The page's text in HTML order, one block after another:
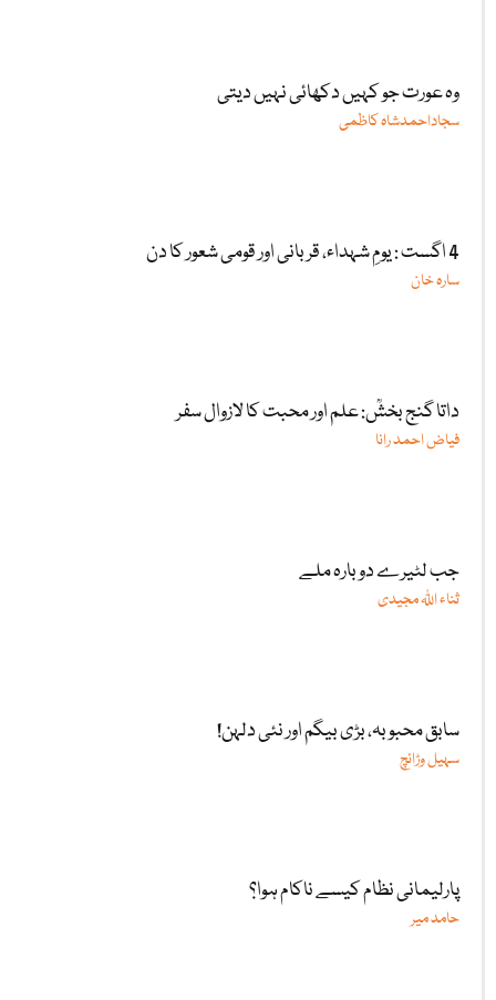
وہ عورت جو کہیں دکھائی نہیں دیتی
سجاداحمدشاہ کاظمی
4 اگست : یومِ شہداء، قربانی اور قومی شعور کا دن
سارہ خان
داتا گنج بخشؒ: علم اور محبت کا لازوال سفر
فیاض احمد رانا
جب لٹیرے دوبارہ ملے
ثناء اللّٰہ مجیدی
سابق محبوبہ، بڑی بیگم اور نئی دلہن!
سہیل وڑائچ
پارلیمانی نظام کیسے ناکام ہوا؟
حامد میر